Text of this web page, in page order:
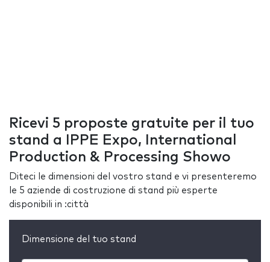
Ricevi 5 proposte gratuite per il tuo
stand a IPPE Expo, International
Production & Processing Showo
Diteci le dimensioni del vostro stand e vi presenteremo
le 5 aziende di costruzione di stand più esperte
disponibili in :città
Dimensione del tuo stand